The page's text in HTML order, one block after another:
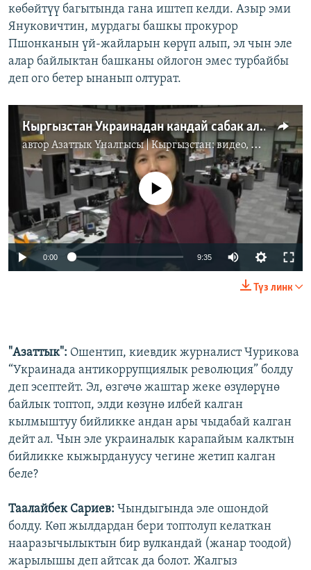
көбөйтүү багытында гана иштеп келди. Азыр эми
Януковичтин, мурдагы башкы прокурор
Пшонканын үй-жайларын көрүп алып, эл чын эле
алар байлыктан башканы ойлогон эмес турбайбы
деп ого бетер ынанып олтурат.
Кыргызстан Украинадан кандай сабак алат?
автор Азаттык Үналгысы | Кыргызстан: видео, фото, кабарлар
No media source currently available
0:00 9:35
Түз линк
"Азаттык": Ошентип, киевдик журналист Чурикова
“Украинада антикоррупциялык революция” болду
деп эсептейт. Эл, өзгөчө жаштар жеке өзүлөрүнө
байлык топтоп, элди көзүнө илбей калган
кылмыштуу бийликке андан ары чыдабай калган
дейт ал. Чын эле украиналык карапайым калктын
бийликке кыжырдануусу чегине жетип калган
беле?
Таалайбек Сариев: Чындыгында эле ошондой
болду. Көп жылдардан бери топтолуп келаткан
нааразычылыктын бир вулкандай (жанар тоодой)
жарылышы деп айтсак да болот. Жалгыз